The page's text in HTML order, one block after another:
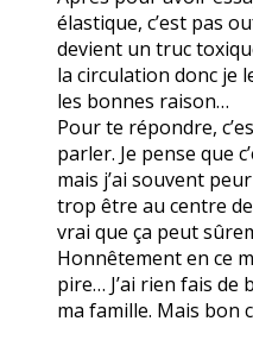
élastique, c’est pas
devient un truc
la circulation donc je
les bonnes raison…
Pour te répondre,
parler. Je pense que
mais j’ai souvent
trop être au centre
vrai que ça peut
Honnêtement en ce
pire… J’ai rien fais de
ma famille. Mais bon